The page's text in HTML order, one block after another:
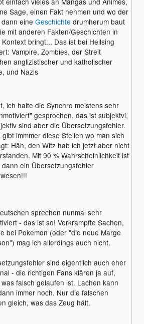
Sage, einen Fakt nehmen und wo der
eine Geschichte drumherum baut
mit anderen Fakten/Geschichten in
bringt... Das ist bei Hellsing
Vampire, Zombies, der Streit
anglizistischer und katholischer
und Nazis
ich halte die Synchro meistens sehr
gesprochen. das ist subjektvi,
sind aber die Übersetzungsfehler.
gibt immmer diese Stellen wo man sich
Häh, den Witz hab ich jetzt aber nicht
Mit 90 % Wahrscheinlichkeit ist
dann ein Übersetzungsfehler
sprechen nunmal sehr
- das ist so! Verkrampfte Sachen,
bei Pokemon (oder "die neue Marge
mag ich allerdings auch nicht.
sind eigentlich auch eher
- die richtigen Fans klären ja auf,
falsch gelaufen ist. Lachen kann
immer noch. Nur die falschen
gleich, was das Zeug hält.